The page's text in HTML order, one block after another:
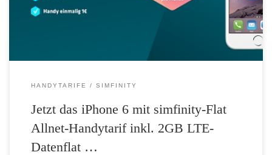
von Samsung. Top Angebot: iPhone 6 für […]
HANDYTARIFE SIMFINITY
Jetzt das iPhone 6 mit simfinity-Flat
Allnet-Handytarif inkl. 2GB LTE-
Datenflat …